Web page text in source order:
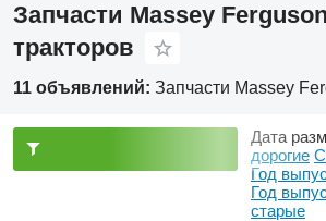
Запчасти Massey
тракторов
11 объявлений: Запчасти Massey
Дата
дорогие
Год
Год
старые